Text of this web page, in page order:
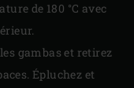
de 180 °C avec
gambas et retirez
Épluchez et